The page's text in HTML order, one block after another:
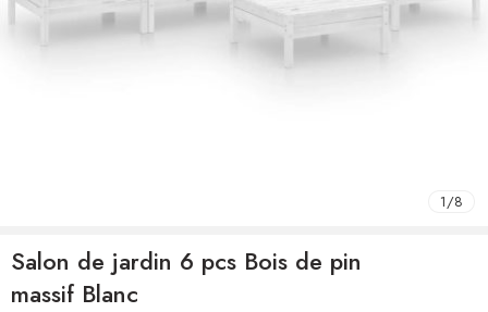
1/8
Salon de jardin 6 pcs Bois de pin
massif Blanc